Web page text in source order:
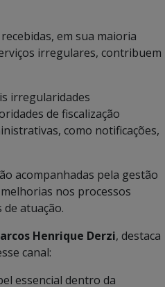
em sua maioria
irregulares, contribuem
irregularidades
de fiscalização
como notificações,
acompanhadas pela gestão
nos processos
atuação.
Henrique Derzi, destaca
canal:
essencial dentro da